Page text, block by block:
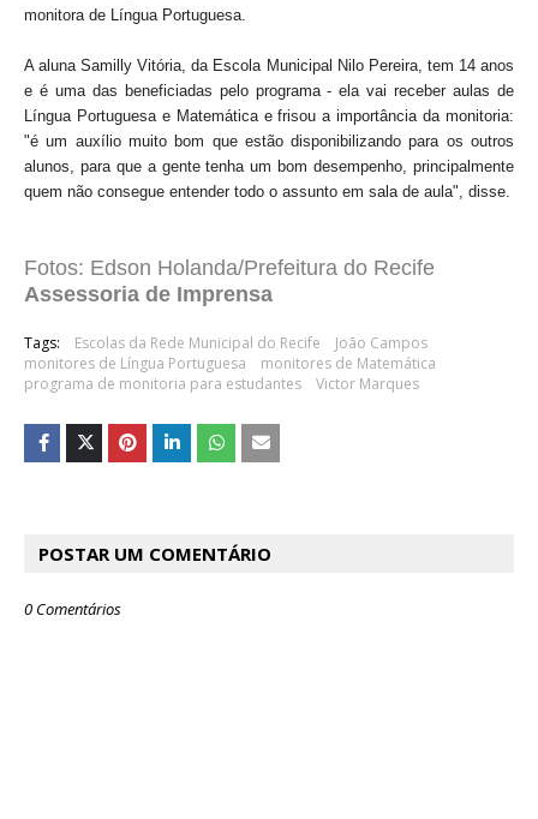
monitora de Língua Portuguesa.
A aluna Samilly Vitória, da Escola Municipal Nilo Pereira, tem 14 anos
e é uma das beneficiadas pelo programa - ela vai receber aulas de
Língua Portuguesa e Matemática e frisou a importância da monitoria:
"é um auxílio muito bom que estão disponibilizando para os outros
alunos, para que a gente tenha um bom desempenho, principalmente
quem não consegue entender todo o assunto em sala de aula", disse.
Fotos: Edson Holanda/Prefeitura do Recife
Assessoria de Imprensa
Tags: Escolas da Rede Municipal do Recife
João Campos
monitores de Língua Portuguesa
monitores de Matemática
programa de monitoria para estudantes
Victor Marques
POSTAR UM COMENTÁRIO
0 Comentários